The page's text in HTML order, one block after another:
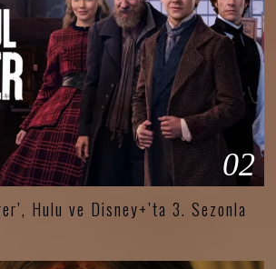
02
Hulu ve Disney+’ta 3. Sezonla